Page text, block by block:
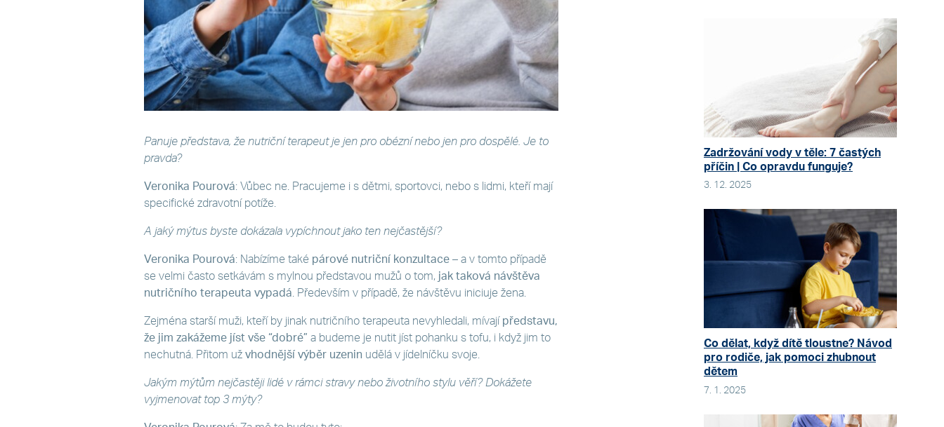
Panuje představa, že nutriční terapeut je jen pro obézní nebo jen pro dospělé. Je to
pravda?
Veronika Pourová: Vůbec ne. Pracujeme i s dětmi, sportovci, nebo s lidmi, kteří mají
specifické zdravotní potíže.
A jaký mýtus byste dokázala vypíchnout jako ten nejčastější?
Veronika Pourová: Nabízíme také párové nutriční konzultace– a v tomto případě
se velmi často setkávám s mylnou představou mužů o tom, jak taková návštěva
nutričního terapeuta vypadá. Především v případě, že návštěvu iniciuje žena.
Zejména starší muži, kteří by jinak nutričního terapeuta nevyhledali, mívají představu,
že jim zakážeme jíst vše “dobré” a budeme je nutit jíst pohanku s tofu, i když jim to
nechutná. Přitom už vhodnější výběr uzenin udělá v jídelníčku svoje.
Jakým mýtům nejčastěji lidé v rámci stravy nebo životního stylu věří? Dokážete
vyjmenovat top 3 mýty?
Zadržování vody v těle: 7 častých
příčin | Co opravdu funguje?
3. 12. 2025
Co dělat, když dítě tloustne? Návod
pro rodiče, jak pomoci zhubnout
dětem
7. 1. 2025